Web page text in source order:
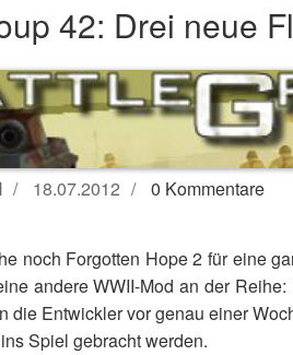
42: Drei neue
18.07.2012 0 Kommentare
noch Forgotten Hope 2 für eine
andere WWII-Mod an der Reihe:
die Entwickler vor genau einer
Spiel gebracht werden.